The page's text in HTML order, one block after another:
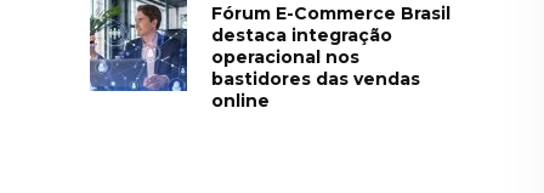
Fórum E-Commerce Brasil
destaca integração
operacional nos
bastidores das vendas
online